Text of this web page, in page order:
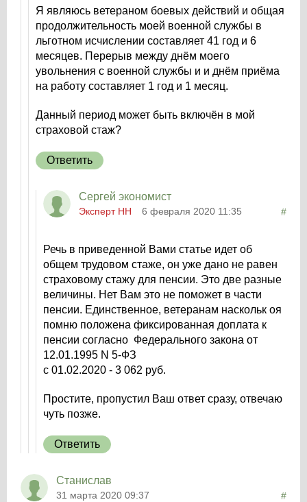
Я являюсь ветераном боевых действий и общая
продолжительность моей военной службы в
льготном исчислении составляет 41 год и 6
месяцев. Перерыв между днём моего
увольнения с военной службы и и днём приёма
на работу составляет 1 год и 1 месяц.
Данный период может быть включён в мой
страховой стаж?
Ответить
Сергей экономист
Эксперт НН 6 февраля 2020 11:35 #
Речь в приведенной Вами статье идет об
общем трудовом стаже, он уже дано не равен
страховому стажу для пенсии. Это две разные
величины. Нет Вам это не поможет в части
пенсии. Единственное, ветеранам наскольк оя
помню положена фиксированная доплата к
пенсии согласно Федерального закона от
12.01.1995 N 5-ФЗ
с 01.02.2020 - 3 062 руб.
Простите, пропустил Ваш ответ сразу, отвечаю
чуть позже.
Ответить
Станислав
31 марта 2020 09:37 #